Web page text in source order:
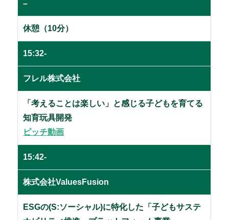
–
休憩（10分）
15:32-
フレル株式会社
「考えることは楽しい」と感じる子どもを育てる
知育玩具開発
ピッチ動画
15:42-
株式会社ValuesFusion
ESGの(S:ソーシャル)に特化した「子どもサステ